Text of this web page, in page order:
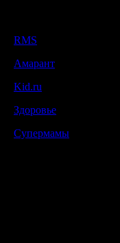
RMS
Амарант
Kid.ru
Здоровье
Супермамы